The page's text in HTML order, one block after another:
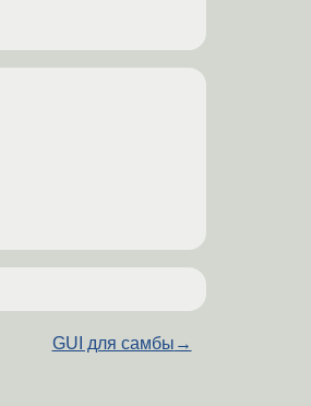
GUI для самбы →